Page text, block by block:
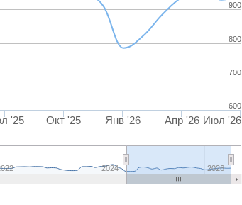
'25 Окт '25 Янв '26 Апр '26 Июл '26
2024 2026
600
700
800
900